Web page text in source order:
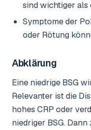
sind wichtiger
Symptome der
oder Rötung
Abklärung
Eine niedrige BSG
Relevanter ist die
hohes CRP oder
niedriger BSG.